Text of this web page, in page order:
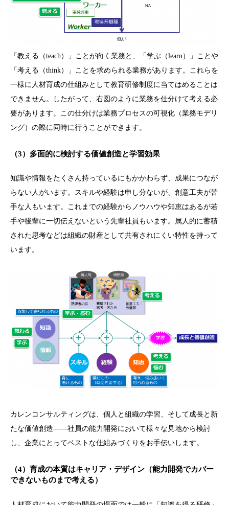
「教える（teach）」ことが向く業務と、「学ぶ（learn）」ことや
「考える（think）」ことを求められる業務があります。これらを
一様に人材育成の仕組みとして教育研修制度に当てはめることは
できません。したがって、右図のように業務を仕分けて考える必
要があります。この仕分けは業務プロセスの可視化（業務モデリ
ング）の際に同時に行うことができます。
（3）多面的に検討する価値創造と学習効果
知識や情報をたくさん持っているにもかかわらず、成果につなが
らない人がいます。スキルや経験は申し分ないが、創意工夫が苦
手な人もいます。これまでの経験からノウハウや知恵はあるが若
手や後輩に一切伝えないという先輩社員もいます。属人的に蓄積
された思考などは組織の財産として共有されにくい特性を持って
います。
カレンコンサルティングは、個人と組織の学習、そして成長と新
たな価値創造――社員の能力開発において様々な見地から検討
し、企業にとってベストな仕組みづくりをお手伝いします。
（4）育成の本質はキャリア・デザイン（能力開発でカバー
できないものまで考える）